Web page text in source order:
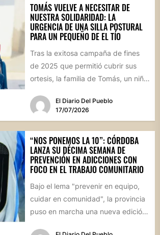
TOMÁS VUELVE A NECESITAR DE
NUESTRA SOLIDARIDAD: LA
URGENCIA DE UNA SILLA POSTURAL
PARA UN PEQUEÑO DE EL TÍO
Tras la exitosa campaña de fines
de 2025 que permitió cubrir sus
ortesis, la familia de Tomás, un niño
El Diario Del Pueblo
17/07/2026
“NOS PONEMOS LA 10”: CÓRDOBA
LANZA SU DÉCIMA SEMANA DE
PREVENCIÓN EN ADICCIONES CON
FOCO EN EL TRABAJO COMUNITARIO
Bajo el lema "prevenir en equipo,
cuidar en comunidad", la provincia
puso en marcha una nueva edición